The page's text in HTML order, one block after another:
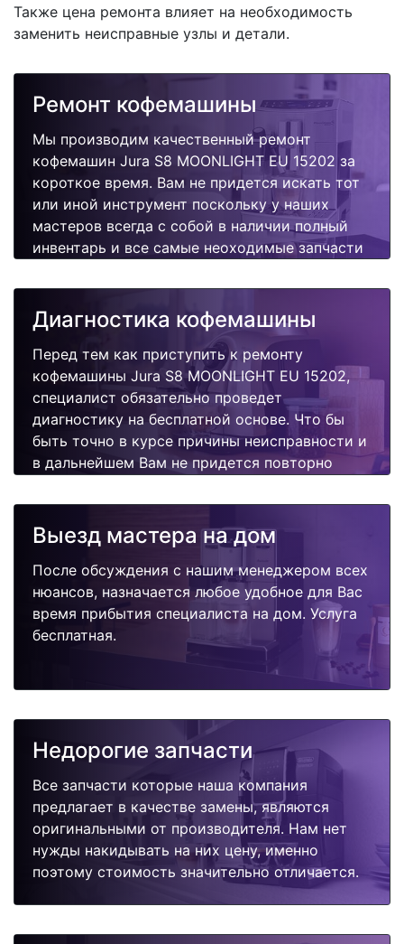
Также цена ремонта влияет на необходимость
заменить неисправные узлы и детали.
Ремонт кофемашины
Мы производим качественный ремонт
кофемашин Jura S8 MOONLIGHT EU 15202 за
короткое время. Вам не придется искать тот
или иной инструмент поскольку у наших
мастеров всегда с собой в наличии полный
инвентарь и все самые неоходимые запчасти
быстро, качественно и недорого.
Диагностика кофемашины
Перед тем как приступить к ремонту
кофемашины Jura S8 MOONLIGHT EU 15202,
специалист обязательно проведет
диагностику на бесплатной основе. Что бы
быть точно в курсе причины неисправности и
в дальнейшем Вам не придется повторно
поломок.
Выезд мастера на дом
После обсуждения с нашим менеджером всех
нюансов, назначается любое удобное для Вас
время прибытия специалиста на дом. Услуга
бесплатная.
Недорогие запчасти
Все запчасти которые наша компания
предлагает в качестве замены, являются
оригинальными от производителя. Нам нет
нужды накидывать на них цену, именно
поэтому стоимость значительно отличается.